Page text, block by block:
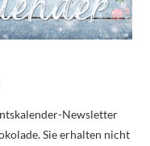
Newsletter
Sie erhalten nicht